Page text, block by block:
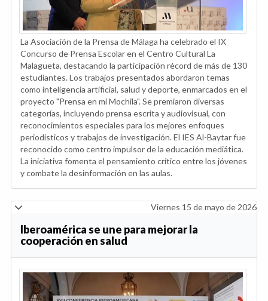
La Asociación de la Prensa de Málaga ha celebrado el IX
Concurso de Prensa Escolar en el Centro Cultural La
Malagueta, destacando la participación récord de más de 130
estudiantes. Los trabajos presentados abordaron temas
como inteligencia artificial, salud y deporte, enmarcados en el
proyecto "Prensa en mi Mochila". Se premiaron diversas
categorías, incluyendo prensa escrita y audiovisual, con
reconocimientos especiales para los mejores enfoques
periodísticos y trabajos de investigación. El IES Al-Baytar fue
reconocido como centro impulsor de la educación mediática.
La iniciativa fomenta el pensamiento crítico entre los jóvenes
y combate la desinformación en las aulas.
Viernes 15 de mayo de 2026
Iberoamérica se une para mejorar la
cooperación en salud